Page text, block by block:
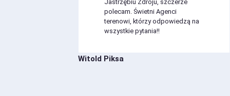
Jastrzębiu Zdroju, szczerze
polecam. Świetni Agenci
terenowi, którzy odpowiedzą na
wszystkie pytania!!
Witold Piksa